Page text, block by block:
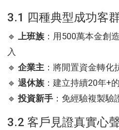
3.1 四種典型成功客
🔹 上班族 ：用500萬本金創
入
🔹 企業主 ：將閒置資金轉化
🔹 退休族 ：建立持續20年+
🔹投資新手 ：免經驗複製
3.2 客戶見證真實心